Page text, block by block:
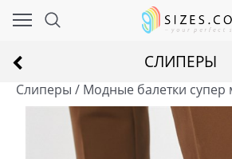
СЛИПЕРЫ
Слиперы / Модные балетки супер